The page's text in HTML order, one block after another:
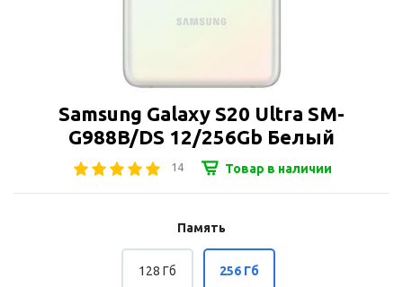
Samsung Galaxy S20 Ultra SM-
G988B/DS 12/256Gb Белый
14 Товар в наличии
Память
128 Гб 256 Гб